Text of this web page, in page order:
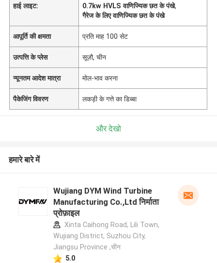
हाई लाइट:
0.7kw HVLS वाणिज्यिक छत के पंखे,
गैरेज के लिए वाणिज्यिक छत के पंखे
आपूर्ति की क्षमता प्रति माह 100 सेट
उत्पत्ति के प्लेस सूज़ौ, चीन
न्यूनतम आदेश मात्रा मोल-भाव करना
पैकेजिंग विवरण लकड़ी के गत्ते का डिब्बा
और देखो
हमारे बारे में
Wujiang DYM Wind Turbine
Manufacturing Co.,Ltd निर्माता
प्रोफ़ाइल
Xinta Caihong Road, Lili Town,
Wujiang District, Suzhou City,
Jiangsu Province ,चीन
5.0